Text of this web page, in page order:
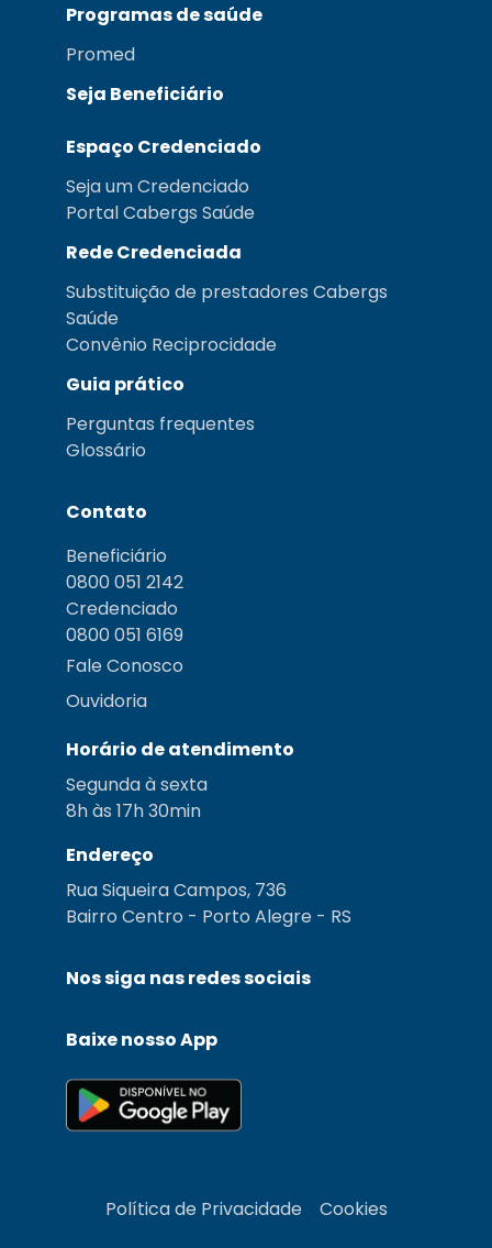
Programas de saúde
Promed
Seja Beneficiário
Espaço Credenciado
Seja um Credenciado
Portal Cabergs Saúde
Rede Credenciada
Substituição de prestadores Cabergs
Saúde
Convênio Reciprocidade
Guia prático
Perguntas frequentes
Glossário
Contato
Beneficiário
0800 051 2142
Credenciado
0800 051 6169
Fale Conosco
Ouvidoria
Horário de atendimento
Segunda à sexta
8h às 17h 30min
Endereço
Rua Siqueira Campos, 736
Bairro Centro - Porto Alegre - RS
Nos siga nas redes sociais
Baixe nosso App
Política de Privacidade Cookies